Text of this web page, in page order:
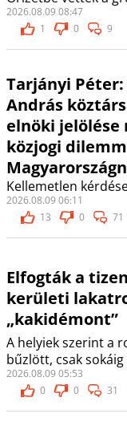
2026.08.09 08:47
1
0 9
Tarjányi Péter:
András
elnöki jelölése
közjogi
Kellemetlen
2026.08.09 06:11
13
0 71
Elfogták a
kerületi
„kakidémont”
A helyiek szerint a
bűzlött, csak
2026.08.09 05:53
0
0 31